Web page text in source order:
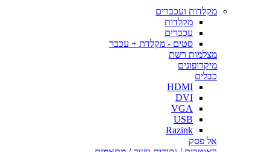
מקלדות ועכברים
מקלדות
עכברים
סטים - מקלדת + עכבר
מצלמות רשת
מיקרופונים
כבלים
HDMI
DVI
VGA
USB
Razink
אל פסק